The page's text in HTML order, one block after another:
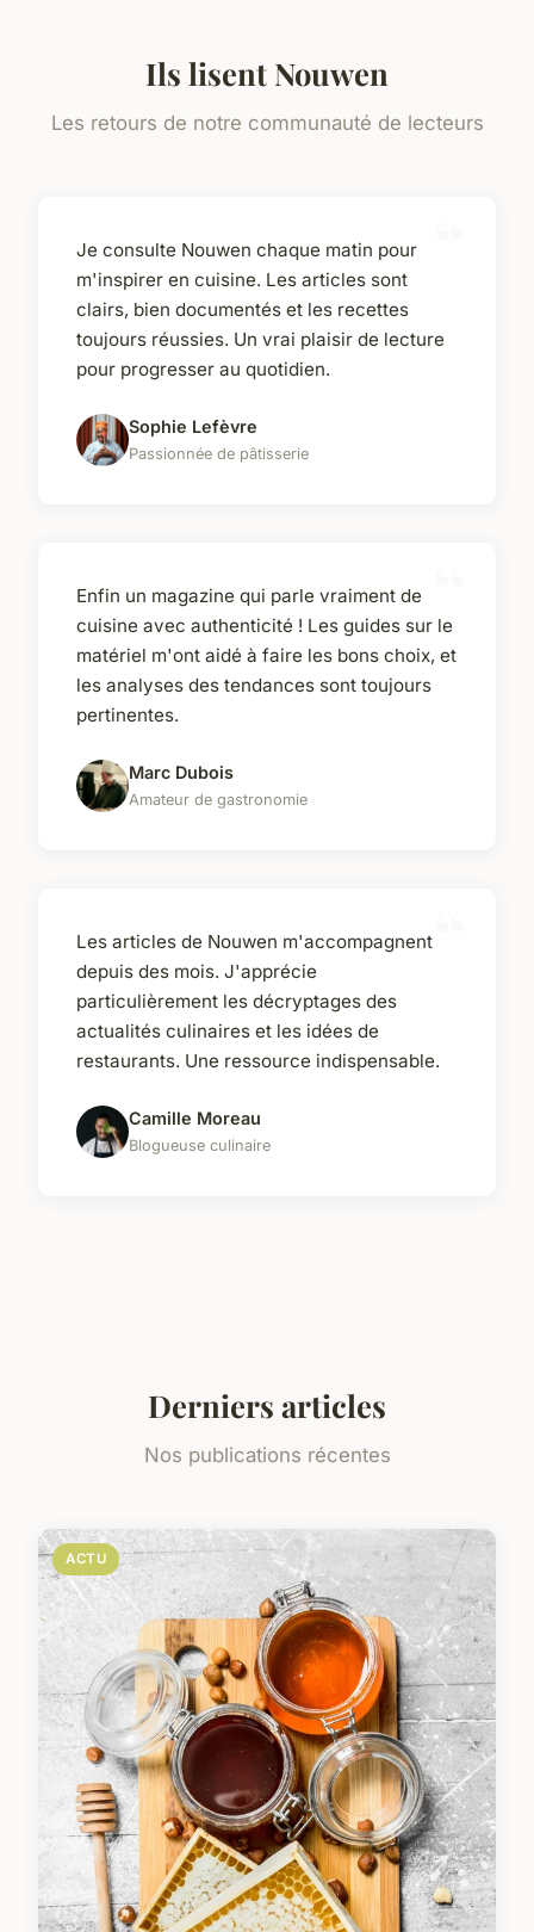
Ils lisent Nouwen
Les retours de notre communauté de lecteurs
Je consulte Nouwen chaque matin pour
m'inspirer en cuisine. Les articles sont
clairs, bien documentés et les recettes
toujours réussies. Un vrai plaisir de lecture
pour progresser au quotidien.
Sophie Lefèvre
Passionnée de pâtisserie
Enfin un magazine qui parle vraiment de
cuisine avec authenticité ! Les guides sur le
matériel m'ont aidé à faire les bons choix, et
les analyses des tendances sont toujours
pertinentes.
Marc Dubois
Amateur de gastronomie
Les articles de Nouwen m'accompagnent
depuis des mois. J'apprécie
particulièrement les décryptages des
actualités culinaires et les idées de
restaurants. Une ressource indispensable.
Camille Moreau
Blogueuse culinaire
Derniers articles
Nos publications récentes
ACTU